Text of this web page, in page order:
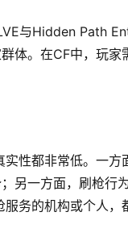
与Hidden Path
体。在CF中，玩
性都非常低。一
另一方面，刷枪行
务的机构或个人，